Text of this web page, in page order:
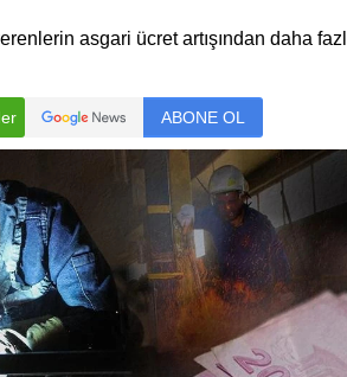
asgari ücret artışından daha
ABONE OL